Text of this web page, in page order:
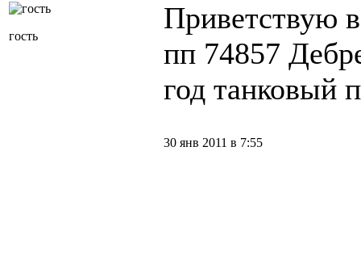
гость
Приветствую
пп 74857
год танковый
30 янв 2011 в 7:55